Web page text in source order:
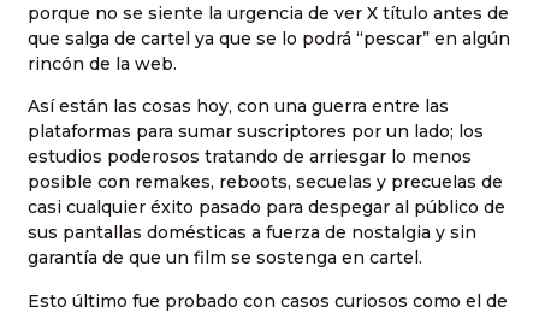
porque no se siente la urgencia de ver X título antes de
que salga de cartel ya que se lo podrá “pescar” en algún
rincón de la web.
Así están las cosas hoy, con una guerra entre las
plataformas para sumar suscriptores por un lado; los
estudios poderosos tratando de arriesgar lo menos
posible con remakes, reboots, secuelas y precuelas de
casi cualquier éxito pasado para despegar al público de
sus pantallas domésticas a fuerza de nostalgia y sin
garantía de que un film se sostenga en cartel.
Esto último fue probado con casos curiosos como el de